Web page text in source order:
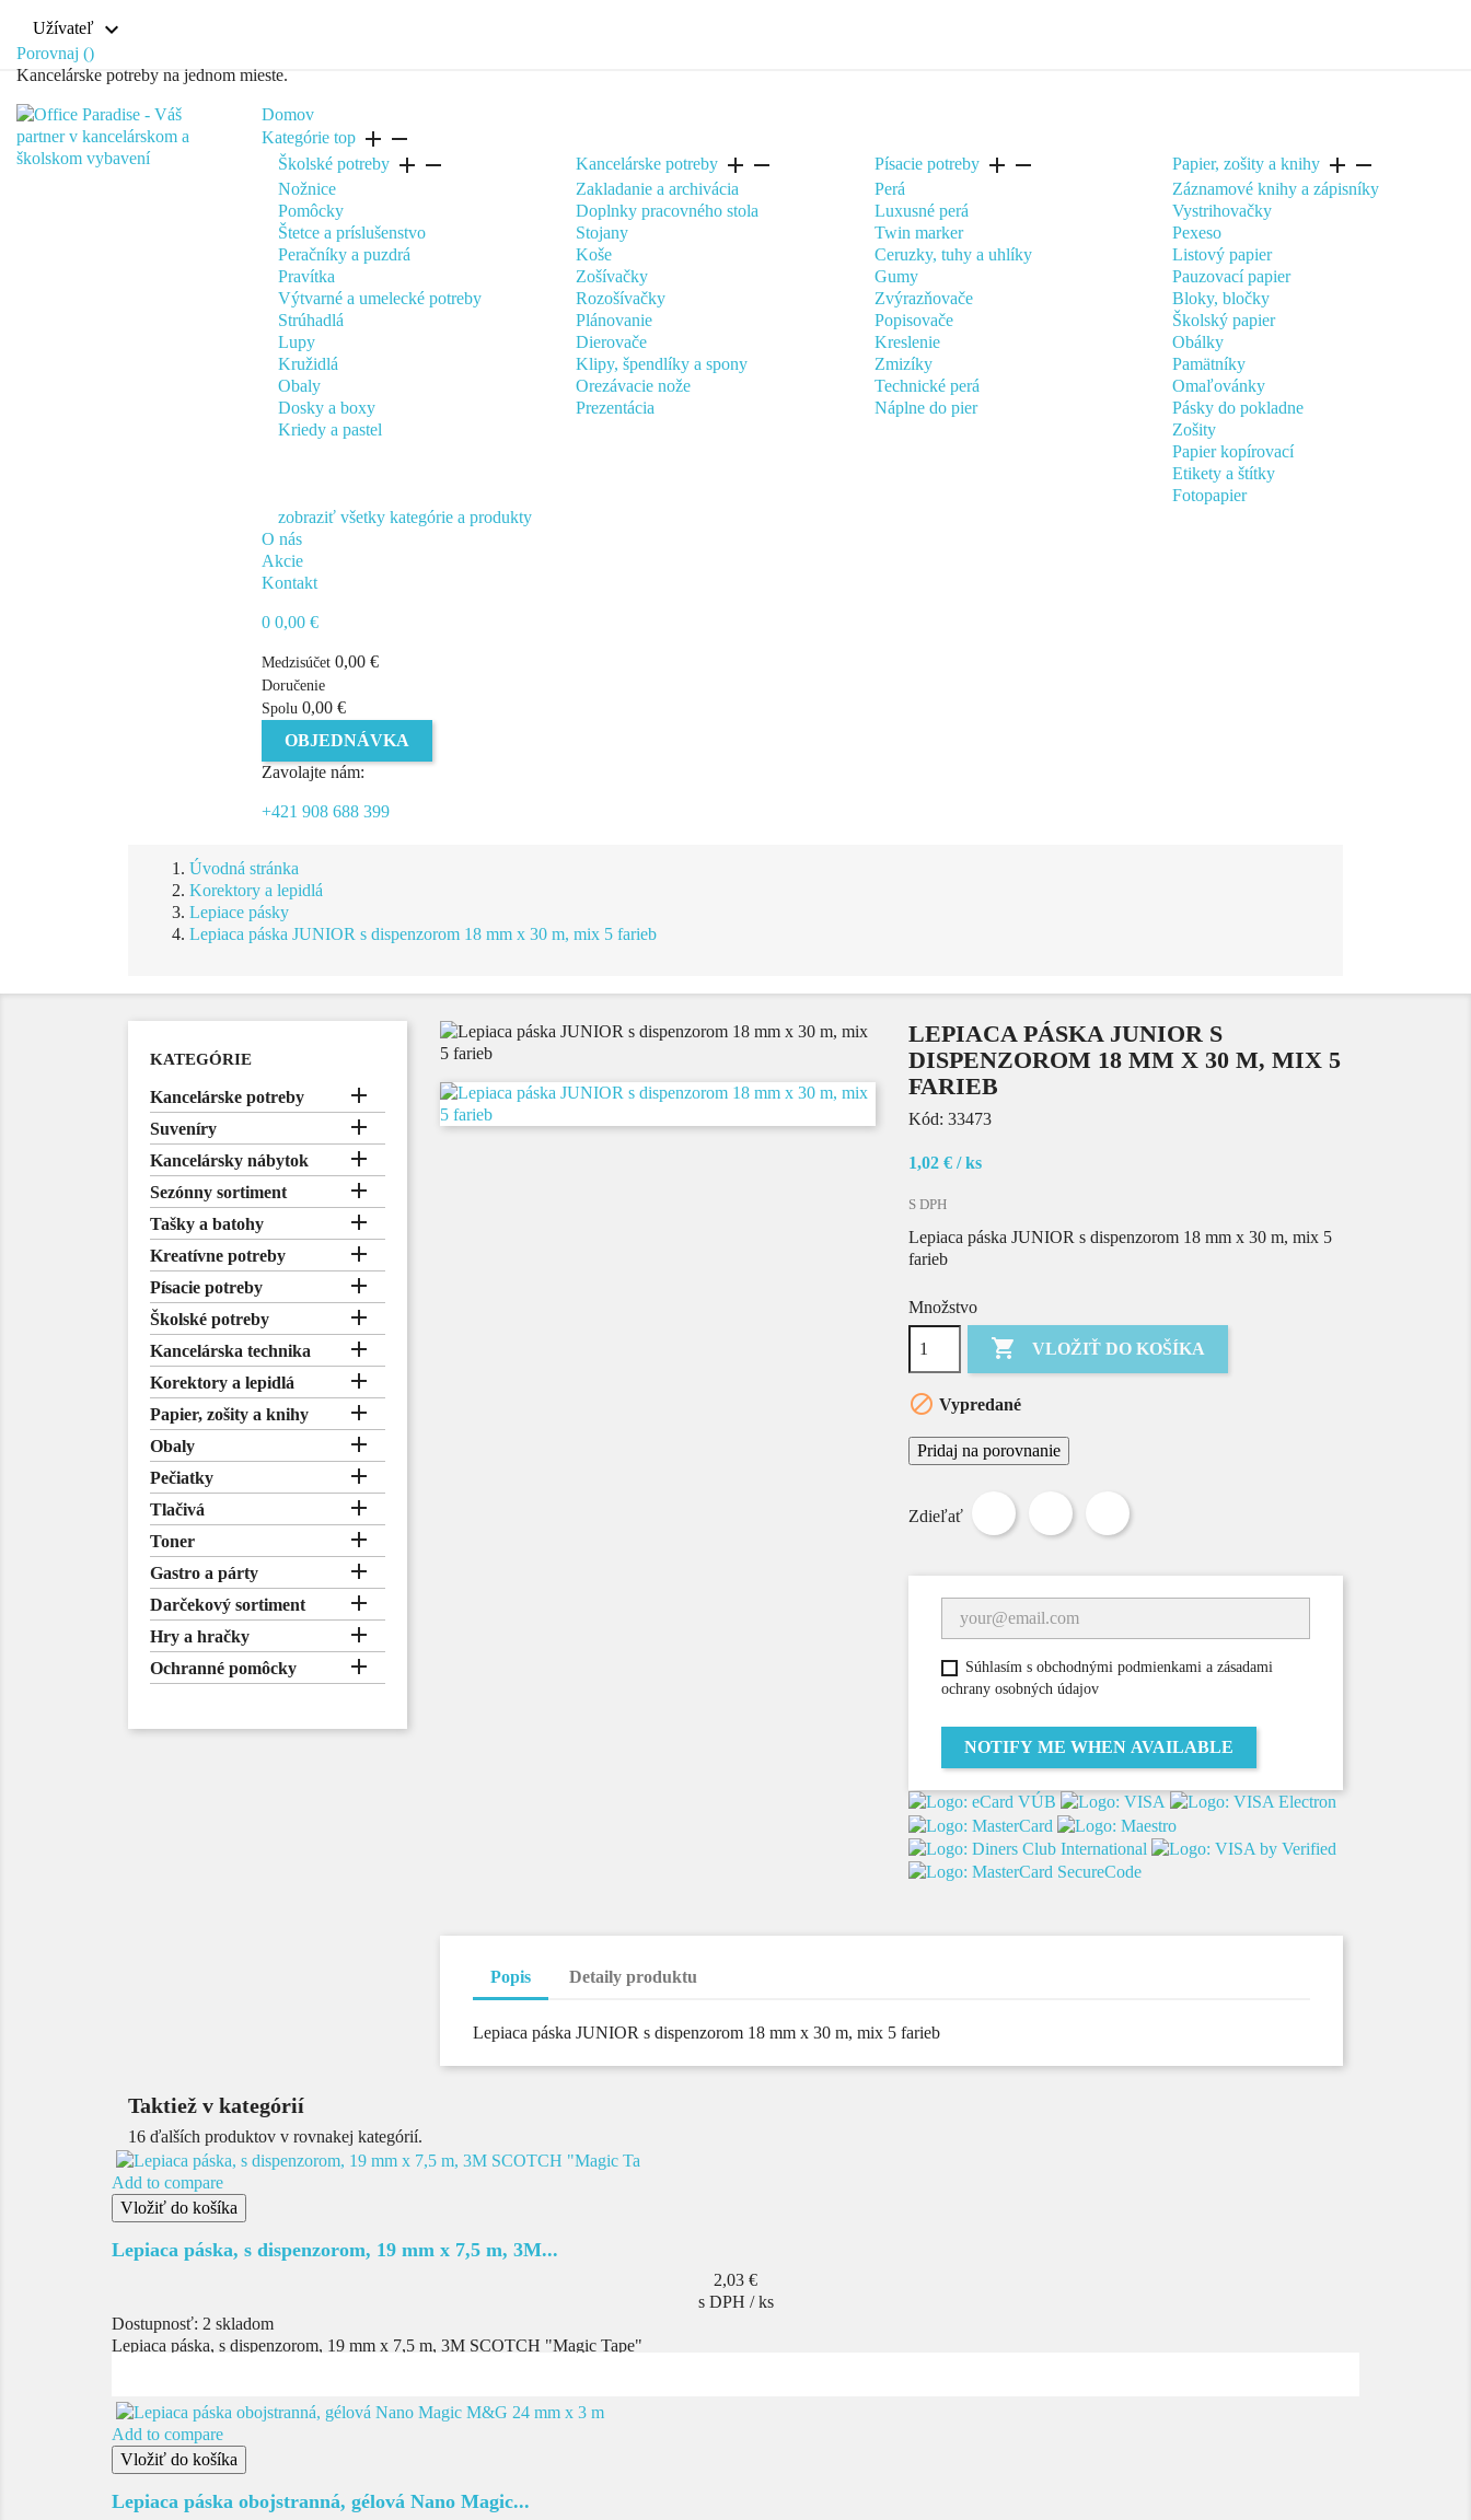
Užívateľ expand_more
Porovnaj ()
Kancelárske potreby na jednom mieste.
Domov
Kategórie top add remove
Školské potreby add remove
Nožnice
Pomôcky
Štetce a príslušenstvo
Peračníky a puzdrá
Pravítka
Výtvarné a umelecké potreby
Strúhadlá
Lupy
Kružidlá
Obaly
Dosky a boxy
Kriedy a pastel
Kancelárske potreby add remove
Zakladanie a archivácia
Doplnky pracovného stola
Stojany
Koše
Zošívačky
Rozošívačky
Plánovanie
Dierovače
Klipy, špendlíky a spony
Orezávacie nože
Prezentácia
Písacie potreby add remove
Perá
Luxusné perá
Twin marker
Ceruzky, tuhy a uhlíky
Gumy
Zvýrazňovače
Popisovače
Kreslenie
Zmizíky
Technické perá
Náplne do pier
Papier, zošity a knihy add remove
Záznamové knihy a zápisníky
Vystrihovačky
Pexeso
Listový papier
Pauzovací papier
Bloky, bločky
Školský papier
Obálky
Pamätníky
Omaľovánky
Pásky do pokladne
Zošity
Papier kopírovací
Etikety a štítky
Fotopapier
zobraziť všetky kategórie a produkty
O nás
Akcie
Kontakt
0 0,00 €
Medzisúčet 0,00 €
Doručenie
Spolu 0,00 €
OBJEDNÁVKA
Zavolajte nám:
+421 908 688 399
Úvodná stránka
Korektory a lepidlá
Lepiace pásky
Lepiaca páska JUNIOR s dispenzorom 18 mm x 30 m, mix 5 farieb
KATEGÓRIE
Kancelárske potreby 
Suveníry 
Kancelársky nábytok 
Sezónny sortiment 
Tašky a batohy 
Kreatívne potreby 
Písacie potreby 
Školské potreby 
Kancelárska technika 
Korektory a lepidlá 
Papier, zošity a knihy 
Obaly 
Pečiatky 
Tlačivá 
Toner 
Gastro a párty 
Darčekový sortiment 
Hry a hračky 
Ochranné pomôcky 
LEPIACA PÁSKA JUNIOR S
DISPENZOROM 18 MM X 30 M, MIX 5
FARIEB
Kód: 33473
1,02 € / ks
S DPH
Lepiaca páska JUNIOR s dispenzorom 18 mm x 30 m, mix 5
farieb
Množstvo
 VLOŽIŤ DO KOŠÍKA
 Vypredané
Pridaj na porovnanie
Zdieľať
ZdieľaťTweetnuťPinterest
Súhlasím s obchodnými podmienkami a zásadami
ochrany osobných údajov
NOTIFY ME WHEN AVAILABLE
Popis Detaily produktu
Lepiaca páska JUNIOR s dispenzorom 18 mm x 30 m, mix 5 farieb
Taktiež v kategórií
16 ďalších produktov v rovnakej kategórií.
Add to compare
Vložiť do košíka
Lepiaca páska, s dispenzorom, 19 mm x 7,5 m, 3M...
Cena
2,03 €
s DPH / ks
Dostupnosť: 2 skladom
Lepiaca páska, s dispenzorom, 19 mm x 7,5 m, 3M SCOTCH "Magic Tape"
Add to compare
Vložiť do košíka
Lepiaca páska obojstranná, gélová Nano Magic...